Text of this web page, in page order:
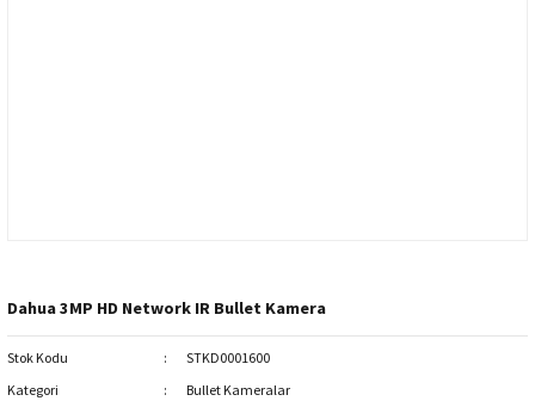
Dahua 3MP HD Network IR Bullet Kamera
Stok Kodu
STKD0001600
Kategori
Bullet Kameralar